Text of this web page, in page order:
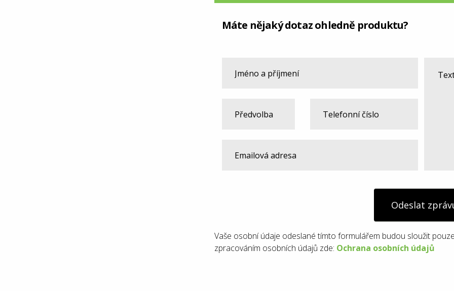
Máte nějaký dotaz ohledně produktu?
Odeslat
Vaše osobní údaje odeslané tímto formulářem budou sloužit
zpracováním osobních údajů zde: Ochrana osobních údajů